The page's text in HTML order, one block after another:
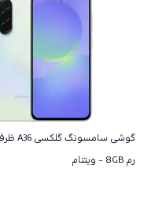
رم 8GB - ویتنام